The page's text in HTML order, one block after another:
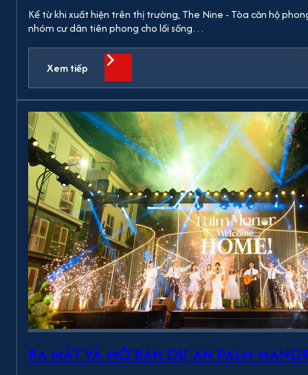
Kể từ khi xuất hiện trên thị trường, The Nine - Tòa căn hộ
nhóm cư dân tiên phong cho lối sống…
Xem tiếp
RA MẮT VÀ MỞ BÁN DỰ ÁN PALM